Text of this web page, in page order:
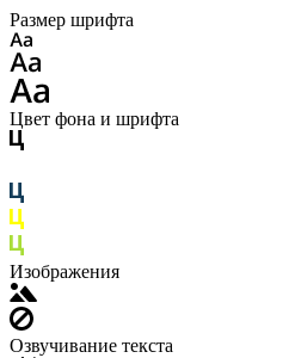
Размер шрифта
Цвет фона и шрифта
Изображения
Озвучивание текста